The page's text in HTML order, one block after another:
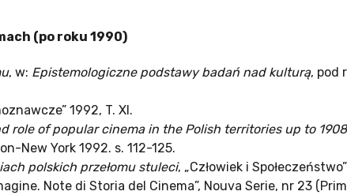
(po roku 1990)
, w: Epistemologiczne podstawy badań nad kulturą, pod
1992, T. XI.
role of popular cinema in the Polish territories up to 1908
New York 1992. s. 112-125.
polskich przełomu stuleci, „Człowiek i
Note di Storia del Cinema”, Nouva Serie, nr 23